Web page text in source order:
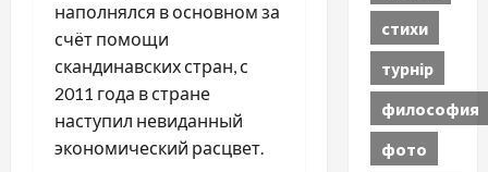
наполнялся в основном за
счёт помощи
скандинавских стран, с
2011 года в стране
наступил невиданный
экономический расцвет.
стихи
турнір
философия
фото